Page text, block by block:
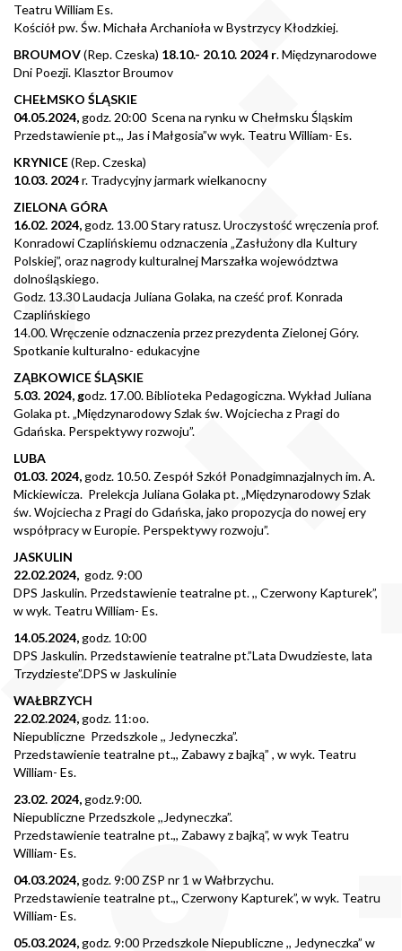
Teatru William Es.
Kościół pw. Św. Michała Archanioła w Bystrzycy Kłodzkiej.
BROUMOV(Rep. Czeska) 18.10.- 20.10. 2024 r. Międzynarodowe
Dni Poezji. Klasztor Broumov
CHEŁMSKO ŚLĄSKIE
04.05.2024,godz. 20:00 Scena na rynku w Chełmsku Śląskim
Przedstawienie pt.,, Jas i Małgosia”w wyk. Teatru William- Es.
KRYNICE(Rep. Czeska)
10.03. 2024r. Tradycyjny jarmark wielkanocny
ZIELONA GÓRA
16.02. 2024,godz. 13.00 Stary ratusz. Uroczystość wręczenia prof.
Konradowi Czaplińskiemu odznaczenia „Zasłużony dla Kultury
Polskiej”, oraz nagrody kulturalnej Marszałka województwa
dolnośląskiego.
Godz. 13.30 Laudacja Juliana Golaka, na cześć prof. Konrada
Czaplińskiego
14.00. Wręczenie odznaczenia przez prezydenta Zielonej Góry.
Spotkanie kulturalno- edukacyjne
ZĄBKOWICE ŚLĄSKIE
5.03. 2024, godz. 17.00. Biblioteka Pedagogiczna. Wykład Juliana
Golaka pt. „Międzynarodowy Szlak św. Wojciecha z Pragi do
Gdańska. Perspektywy rozwoju”.
LUBA
01.03. 2024,godz. 10.50. Zespół Szkół Ponadgimnazjalnych im. A.
Mickiewicza. Prelekcja Juliana Golaka pt. „Międzynarodowy Szlak
św. Wojciecha z Pragi do Gdańska, jako propozycja do nowej ery
współpracy w Europie. Perspektywy rozwoju”.
JASKULIN
22.02.2024, godz. 9:00
DPS Jaskulin. Przedstawienie teatralne pt. ,, Czerwony Kapturek”,
w wyk. Teatru William- Es.
14.05.2024,godz. 10:00
DPS Jaskulin. Przedstawienie teatralne pt.”Lata Dwudzieste, lata
Trzydzieste”.DPS w Jaskulinie
WAŁBRZYCH
22.02.2024,godz. 11:oo.
Niepubliczne Przedszkole ,, Jedyneczka”.
Przedstawienie teatralne pt.,, Zabawy z bajką” , w wyk. Teatru
William- Es.
23.02. 2024,godz.9:00.
Niepubliczne Przedszkole ,,Jedyneczka”.
Przedstawienie teatralne pt.,, Zabawy z bajką”, w wyk Teatru
William- Es.
04.03.2024,godz. 9:00 ZSP nr 1 w Wałbrzychu.
Przedstawienie teatralne pt.,, Czerwony Kapturek”, w wyk. Teatru
William- Es.
05.03.2024,godz. 9:00 Przedszkole Niepubliczne ,, Jedyneczka” w